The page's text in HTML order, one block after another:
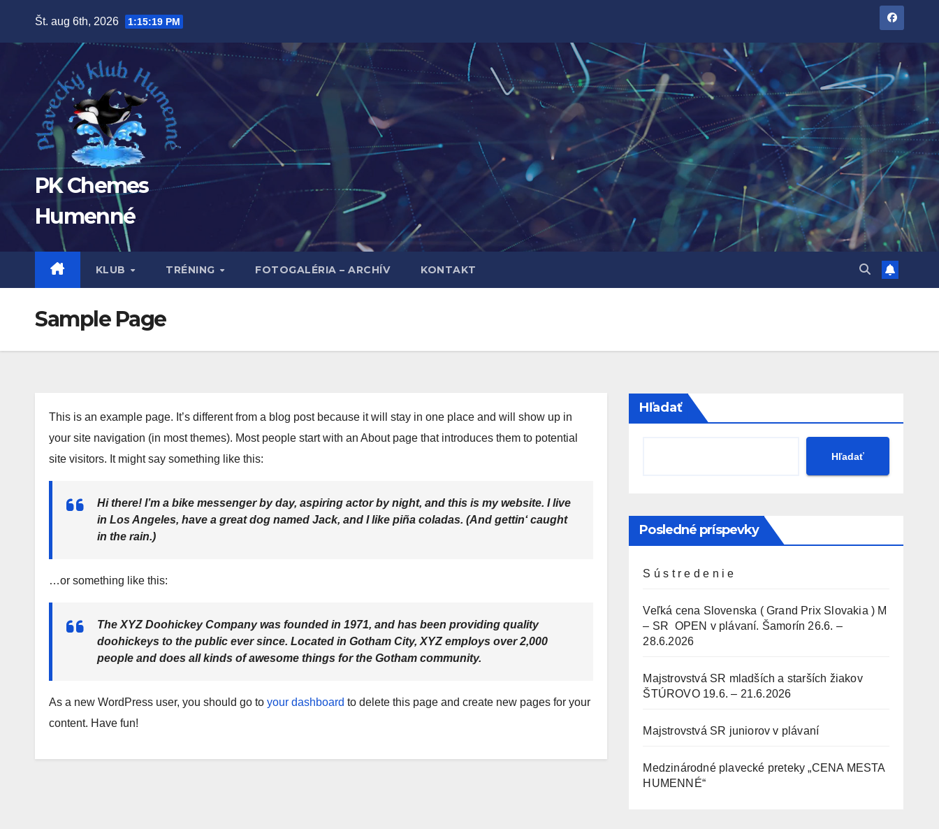
Št. aug 6th, 2026 1:15:20 PM
PK Chemes
Humenné
KLUB TRÉNING FOTOGALÉRIA – ARCHÍV KONTAKT
Sample Page
This is an example page. It’s different from a blog post because it will stay in one place and will show up in
your site navigation (in most themes). Most people start with an About page that introduces them to potential
site visitors. It might say something like this:
Hi there! I’m a bike messenger by day, aspiring actor by night, and this is my website. I live
in Los Angeles, have a great dog named Jack, and I like piña coladas. (And gettin‘ caught
in the rain.)
…or something like this:
The XYZ Doohickey Company was founded in 1971, and has been providing quality
doohickeys to the public ever since. Located in Gotham City, XYZ employs over 2,000
people and does all kinds of awesome things for the Gotham community.
As a new WordPress user, you should go to your dashboard to delete this page and create new pages for your
content. Have fun!
Hľadať
Hľadať
Posledné príspevky
S ú s t r e d e n i e
Veľká cena Slovenska ( Grand Prix Slovakia ) M
– SR OPEN v plávaní. Šamorín 26.6. –
28.6.2026
Majstrovstvá SR mladších a starších žiakov
ŠTÚROVO 19.6. – 21.6.2026
Majstrovstvá SR juniorov v plávaní
Medzinárodné plavecké preteky „CENA MESTA
HUMENNÉ“